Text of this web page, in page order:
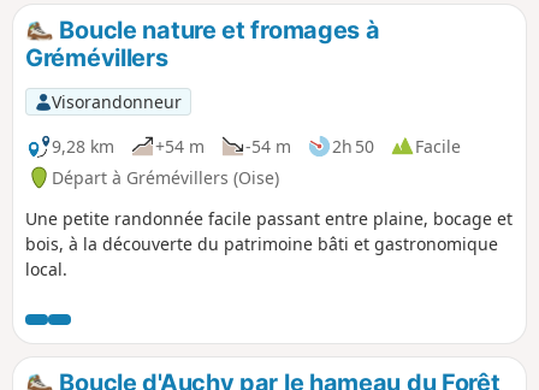
Boucle nature et fromages à
Grémévillers
Visorandonneur
9,28 km
+54 m -54 m 2h 50
Facile
Départ à Grémévillers (Oise)
Une petite randonnée facile passant entre plaine, bocage et
bois, à la découverte du patrimoine bâti et gastronomique
local.
Boucle d'Auchy par le hameau du Forêt